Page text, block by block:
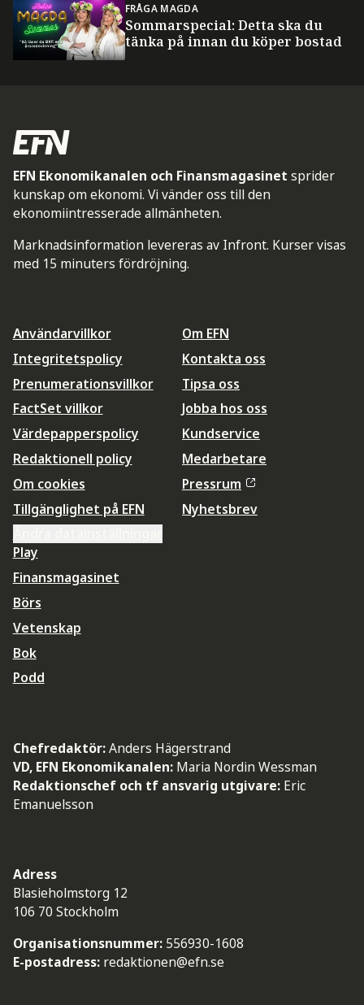
FRÅGA MAGDA
Sommarspecial: Detta ska du
tänka på innan du köper bostad
EFN Ekonomikanalen och Finansmagasinet sprider
kunskap om ekonomi. Vi vänder oss till den
ekonomiintresserade allmänheten.
Marknadsinformation levereras av Infront. Kurser visas
med 15 minuters fördröjning.
Användarvillkor
Integritetspolicy
Prenumerationsvillkor
FactSet villkor
Värdepapperspolicy
Redaktionell policy
Om cookies
Tillgänglighet på EFN
Om EFN
Kontakta oss
Tipsa oss
Jobba hos oss
Kundservice
Medarbetare
Pressrum
Nyhetsbrev
Play
Finansmagasinet
Börs
Vetenskap
Bok
Podd
Chefredaktör:Anders Hägerstrand
VD, EFN Ekonomikanalen: Maria Nordin Wessman
Redaktionschef och tf ansvarig utgivare: Eric
Emanuelsson
Adress
Blasieholmstorg 12
106 70 Stockholm
Organisationsnummer: 556930-1608
E-postadress: redaktionen@efn.se